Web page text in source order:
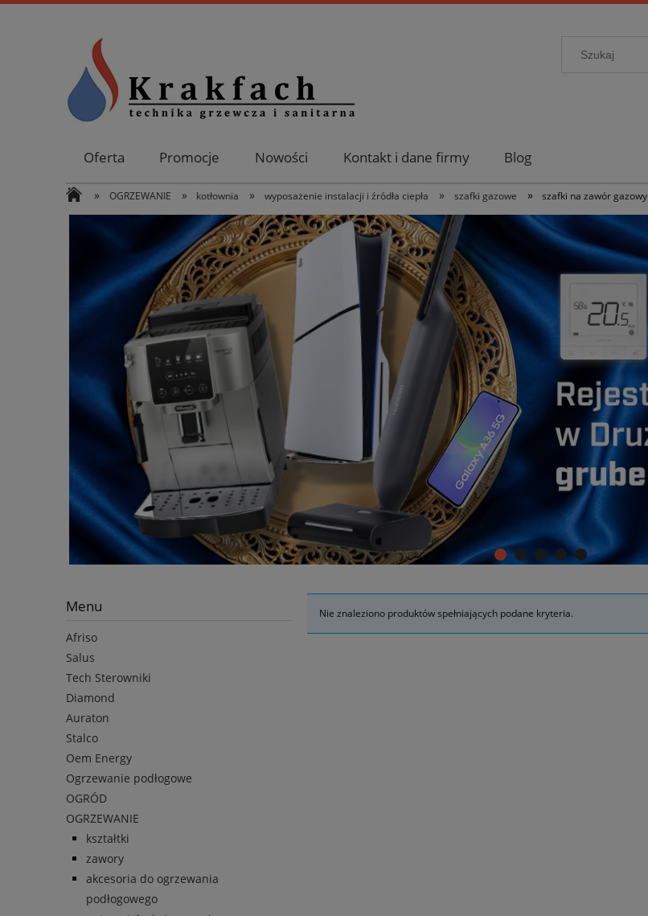
Oferta Promocje Nowości Kontakt i dane firmy Blog
» OGRZEWANIE » kotłownia » wyposażenie instalacji i źródła ciepła » szafki gazowe » szafki na zawór gazowy
Menu
Afriso
Salus
Tech Sterowniki
Diamond
Auraton
Stalco
Oem Energy
Ogrzewanie podłogowe
OGRÓD
OGRZEWANIE
kształtki
zawory
akcesoria do ogrzewania
podłogowego
Nie znaleziono produktów spełniających podane kryteria.